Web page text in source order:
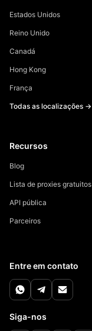
Estados Unidos
Reino Unido
Canadá
Hong Kong
França
Todas as localizações →
Recursos
Blog
Lista de proxies gratuitos
API pública
Parceiros
Entre em contato
Siga-nos